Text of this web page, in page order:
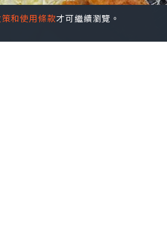
和使用條款才可繼續瀏覽。